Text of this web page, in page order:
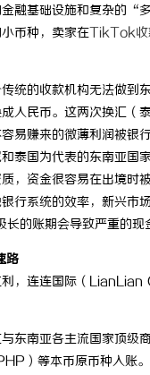
融基础设施和复杂的
币种，卖家在 TikTok收
传统的收款机构无法做
成人民币。这两次换
易赚来的微薄利润被银
和泰国为代表的东南亚国
，资金很容易在出境时
行系统的效率，新兴市
的账期会导致严重的现
路
，连连国际（
与东南亚各主流国家顶级
）等本币原币种入